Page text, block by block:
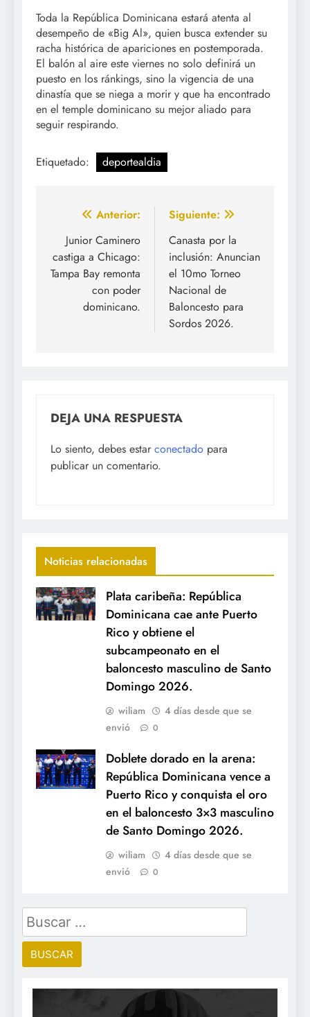
Toda la República Dominicana estará atenta al
desempeño de «Big Al», quien busca extender su
racha histórica de apariciones en postemporada.
El balón al aire este viernes no solo definirá un
puesto en los ránkings, sino la vigencia de una
dinastía que se niega a morir y que ha encontrado
en el temple dominicano su mejor aliado para
seguir respirando.
Etiquetado: deportealdia
Navegación
de
entradas
Anterior:
Junior Caminero
castiga a Chicago:
Tampa Bay remonta
con poder
dominicano.
Siguiente:
Canasta por la
inclusión: Anuncian
el 10mo Torneo
Nacional de
Baloncesto para
Sordos 2026.
DEJA UNA RESPUESTA
Lo siento, debes estar conectado para
publicar un comentario.
Noticias relacionadas
Plata caribeña: República
Dominicana cae ante Puerto
Rico y obtiene el
subcampeonato en el
baloncesto masculino de Santo
Domingo 2026.
wiliam
4 días desde que se
envió
0
Doblete dorado en la arena:
República Dominicana vence a
Puerto Rico y conquista el oro
en el baloncesto 3×3 masculino
de Santo Domingo 2026.
wiliam
4 días desde que se
envió
0
Buscar: